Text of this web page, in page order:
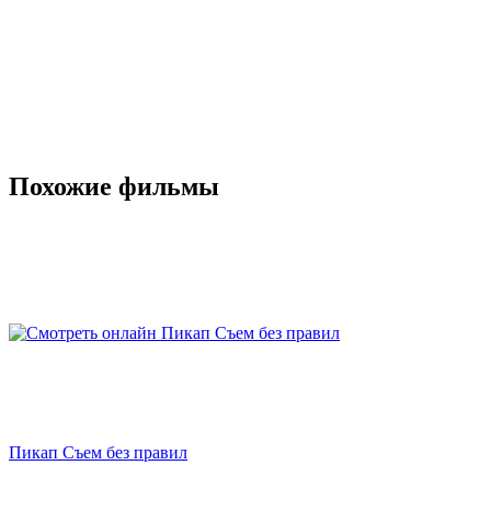
Похожие фильмы
Пикап Съем без правил